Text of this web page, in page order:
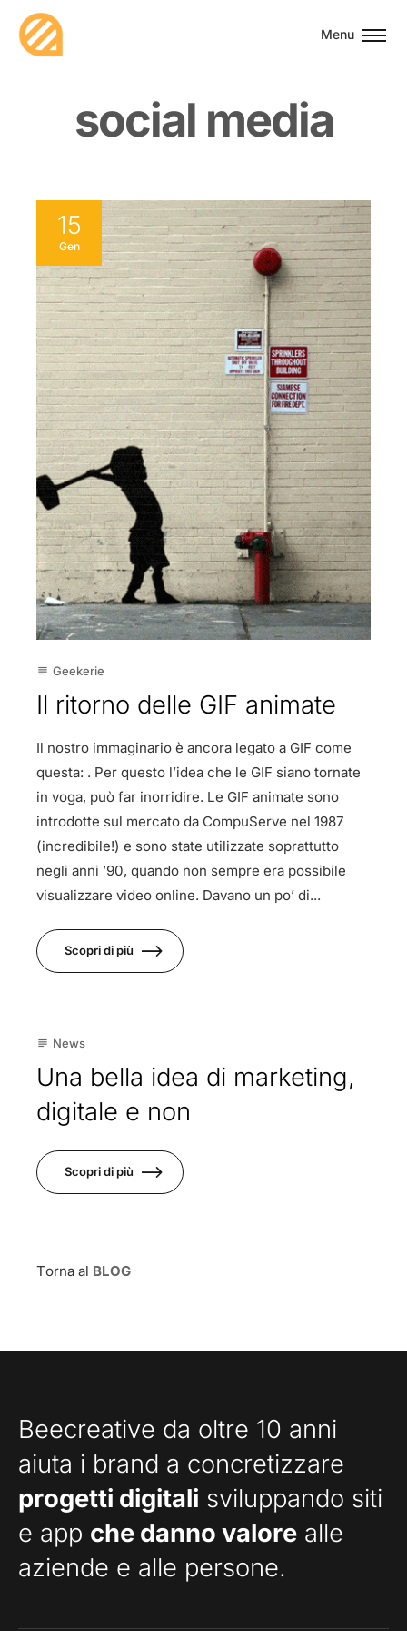
Menu
social media
15
Gen
subject Geekerie
Il ritorno delle GIF animate
Il nostro immaginario è ancora legato a GIF come
questa: . Per questo l’idea che le GIF siano tornate
in voga, può far inorridire. Le GIF animate sono
introdotte sul mercato da CompuServe nel 1987
(incredibile!) e sono state utilizzate soprattutto
negli anni ’90, quando non sempre era possibile
visualizzare video online. Davano un po’ di...
Scopri di più
26
subject News
Una bella idea di marketing,
digitale e non
Scopri di più
Torna al BLOG
Beecreative da oltre 10 anni
aiuta i brand a concretizzare
progetti digitali sviluppando siti
e app che danno valore alle
aziende e alle persone.